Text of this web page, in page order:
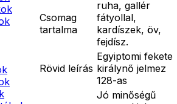
Csomag
tartalma
ruha, gallér
fátyollal,
kardíszek, öv,
fejdísz.
Rövid leírás
Egyiptomi fekete
királynő jelmez
128-as
Jó minőségű